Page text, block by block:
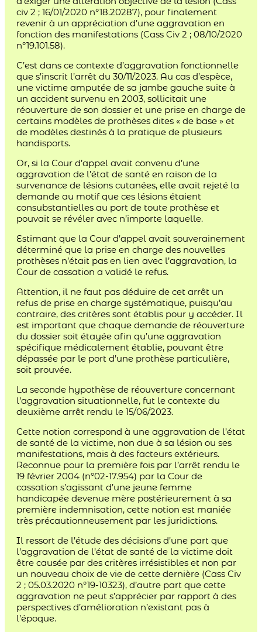
civ 2 ; 16/01/2020 n°18.20287), pour finalement
revenir à un appréciation d’une aggravation en
fonction des manifestations (Cass Civ 2 ; 08/10/2020
n°19.101.58).
C’est dans ce contexte d’aggravation fonctionnelle
que s’inscrit l’arrêt du 30/11/2023. Au cas d’espèce,
une victime amputée de sa jambe gauche suite à
un accident survenu en 2003, sollicitait une
réouverture de son dossier et une prise en charge de
certains modèles de prothèses dites « de base » et
de modèles destinés à la pratique de plusieurs
handisports.
Or, si la Cour d’appel avait convenu d’une
aggravation de l’état de santé en raison de la
survenance de lésions cutanées, elle avait rejeté la
demande au motif que ces lésions étaient
consubstantielles au port de toute prothèse et
pouvait se révéler avec n’importe laquelle.
Estimant que la Cour d’appel avait souverainement
déterminé que la prise en charge des nouvelles
prothèses n’était pas en lien avec l’aggravation, la
Cour de cassation a validé le refus.
Attention, il ne faut pas déduire de cet arrêt un
refus de prise en charge systématique, puisqu’au
contraire, des critères sont établis pour y accéder. Il
est important que chaque demande de réouverture
du dossier soit étayée afin qu’une aggravation
spécifique médicalement établie, pouvant être
dépassée par le port d’une prothèse particulière,
soit prouvée.
La seconde hypothèse de réouverture concernant
l’aggravation situationnelle, fut le contexte du
deuxième arrêt rendu le 15/06/2023.
Cette notion correspond à une aggravation de l’état
de santé de la victime, non due à sa lésion ou ses
manifestations, mais à des facteurs extérieurs.
Reconnue pour la première fois par l’arrêt rendu le
19 février 2004 (n°02-17.954) par la Cour de
cassation s’agissant d’une jeune femme
handicapée devenue mère postérieurement à sa
première indemnisation, cette notion est maniée
très précautionneusement par les juridictions.
Il ressort de l’étude des décisions d’une part que
l’aggravation de l’état de santé de la victime doit
être causée par des critères irrésistibles et non par
un nouveau choix de vie de cette dernière (Cass Civ
2 ; 05.03.2020 n°19-10323), d’autre part que cette
aggravation ne peut s’apprécier par rapport à des
perspectives d’amélioration n’existant pas à
l’époque.